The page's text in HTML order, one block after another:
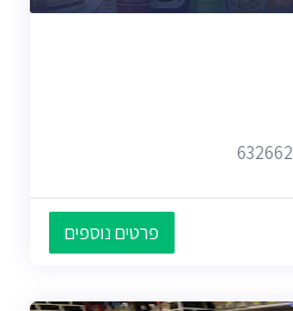
פרטים נוספים